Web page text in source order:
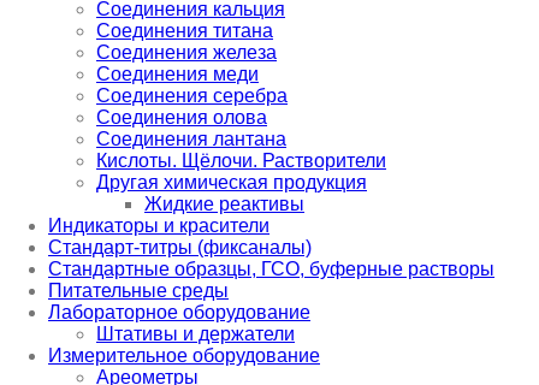
Соединения кальция
Соединения титана
Соединения железа
Соединения меди
Соединения серебра
Соединения олова
Соединения лантана
Кислоты. Щёлочи. Растворители
Другая химическая продукция
Жидкие реактивы
Индикаторы и красители
Стандарт-титры (фиксаналы)
Стандартные образцы, ГСО, буферные растворы
Питательные среды
Лабораторное оборудование
Штативы и держатели
Измерительное оборудование
Ареометры